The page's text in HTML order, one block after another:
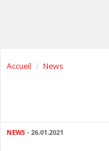
Accueil News
NEWS - 26.01.2021